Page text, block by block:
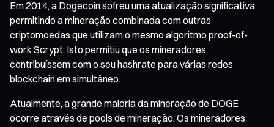
Em 2014, a Dogecoin sofreu uma atualização significativa,
permitindo a mineração combinada com outras
criptomoedas que utilizam o mesmo algoritmo proof-of-
work Scrypt. Isto permitiu que os mineradores
contribuíssem com o seu hashrate para várias redes
blockchain em simultâneo.
Atualmente, a grande maioria da mineração de DOGE
ocorre através de pools de mineração. Os mineradores